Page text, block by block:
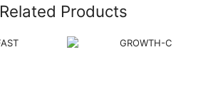
Related Products